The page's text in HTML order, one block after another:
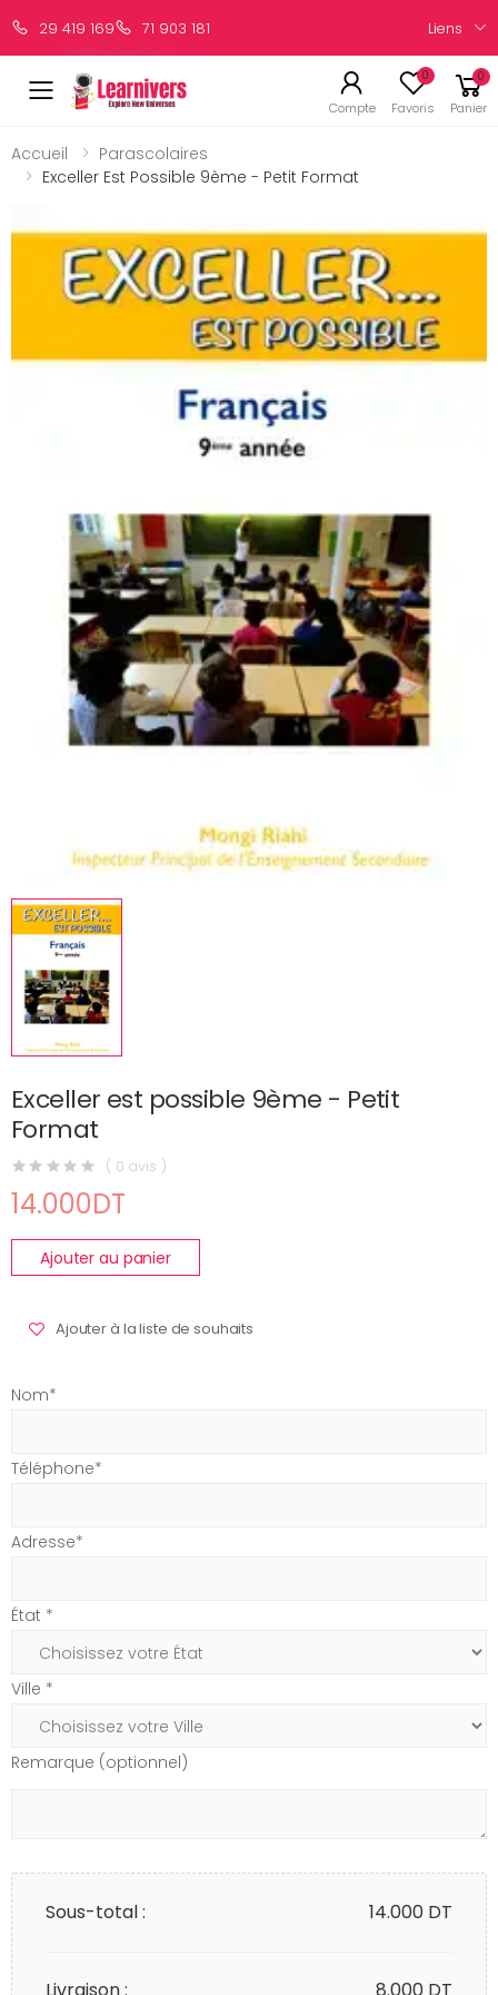
29 419 169 71 903 181 Liens
Compte
0
Favoris
0
Panier
Accueil
Parascolaires
Exceller Est Possible 9ème - Petit Format
Exceller est possible 9ème - Petit
Format
( 0 avis )
14.000DT
Ajouter au panier
Ajouter à la liste de souhaits
Nom*
Téléphone*
Adresse*
État *
Ville *
Remarque (optionnel)
Sous-total : 14.000 DT